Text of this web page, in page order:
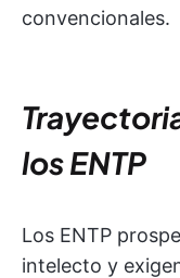
convencionales.
los ENTP
Los ENTP
intelecto y